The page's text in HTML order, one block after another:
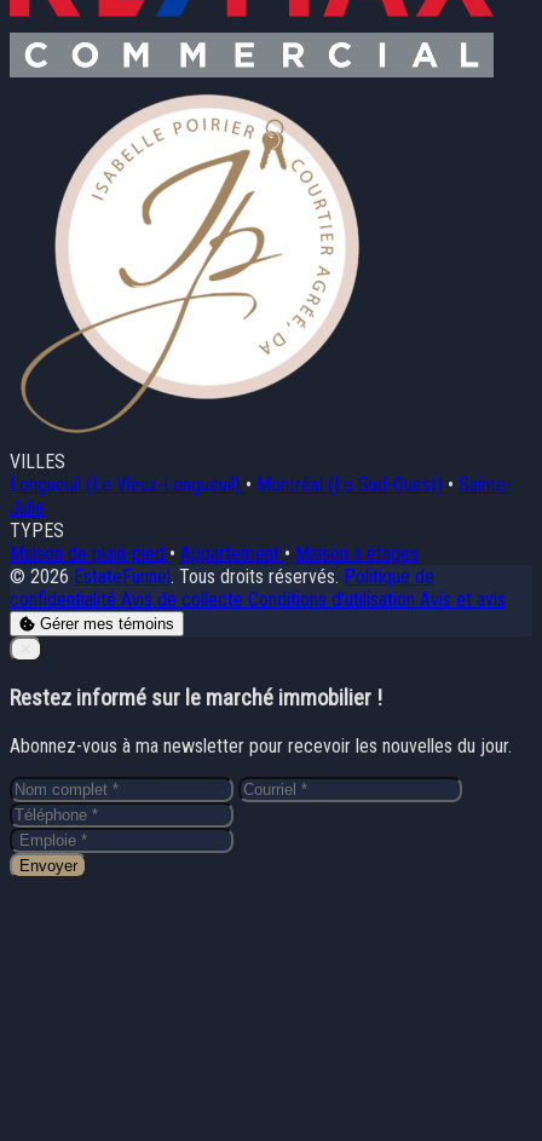
VILLES
Longueuil (Le Vieux-Longueuil) • Montréal (Le Sud-Ouest) • Sainte-
Julie
TYPES
Maison de plain-pied • Appartement • Maison à étages
© 2026 EstateFunnel . Tous droits réservés. Politique de
confidentialité Avis de collecte Conditions d’utilisation Avis et avis
Gérer mes témoins
Close
Restez informé sur le marché immobilier !
Abonnez-vous à ma newsletter pour recevoir les nouvelles du jour.
Envoyer